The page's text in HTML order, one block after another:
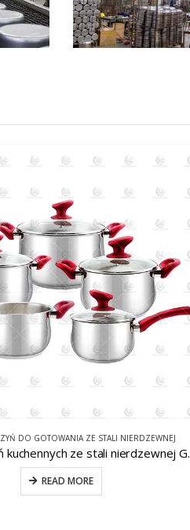
GARNKI ZE STALI WĘGLOWEJ
stali węglowej CW-CS021
READ MORE